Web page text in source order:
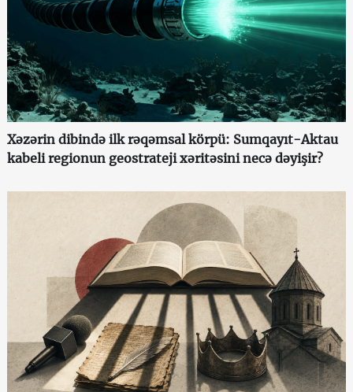
Xəzərin dibində ilk rəqəmsal körpü: Sumqayıt-Aktau
kabeli regionun geostrateji xəritəsini necə dəyişir?